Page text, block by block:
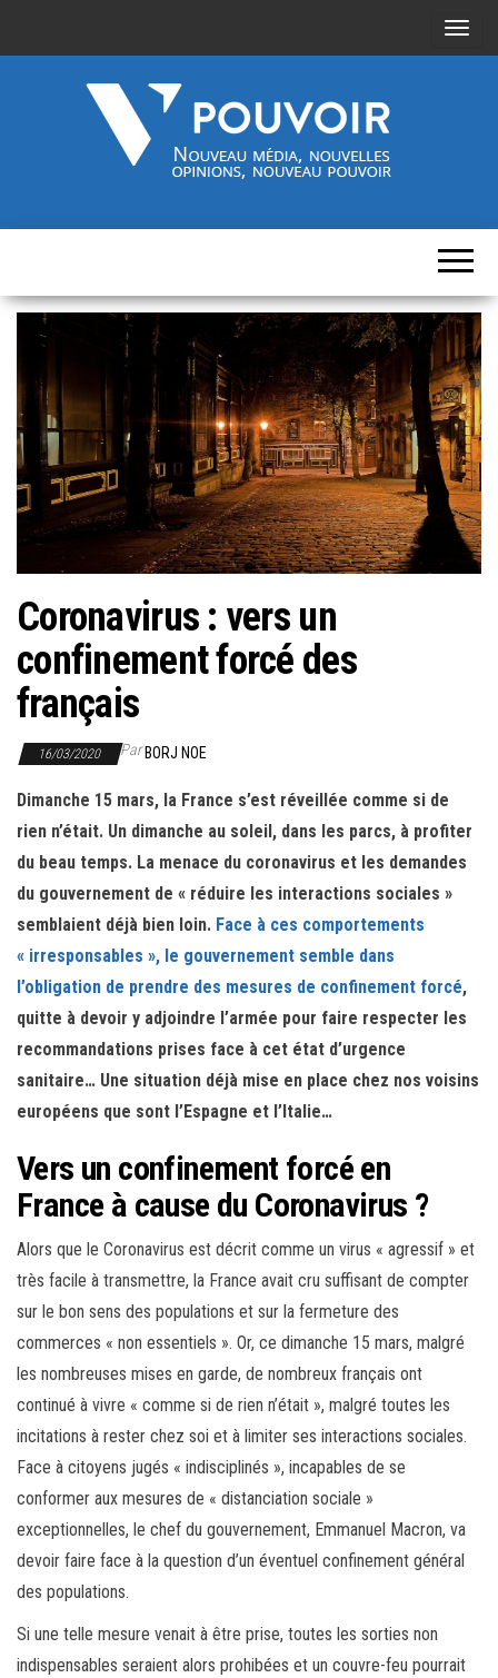
A
r
m
a
s
q
u
e
r
l
o
n
média,
nouveau
pouvoir
Coronavirus : vers un
confinement forcé des
français
16/03/2020 ParBORJ NOE
Dimanche 15 mars, la France s’est réveillée comme si de
rien n’était. Un dimanche au soleil, dans les parcs, à profiter
du beau temps. La menace du coronavirus et les demandes
du gouvernement de « réduire les interactions sociales »
semblaient déjà bien loin. Face à ces comportements
« irresponsables », le gouvernement semble dans
l’obligation de prendre des mesures de confinement forcé,
quitte à devoir y adjoindre l’armée pour faire respecter les
recommandations prises face à cet état d’urgence
sanitaire… Une situation déjà mise en place chez nos voisins
européens que sont l’Espagne et l’Italie…
Vers un confinement forcé en
France à cause du Coronavirus ?
Alors que le Coronavirus est décrit comme un virus « agressif » et
très facile à transmettre, la France avait cru suffisant de compter
sur le bon sens des populations et sur la fermeture des
commerces « non essentiels ». Or, ce dimanche 15 mars, malgré
les nombreuses mises en garde, de nombreux français ont
continué à vivre « comme si de rien n’était », malgré toutes les
incitations à rester chez soi et à limiter ses interactions sociales.
Face à citoyens jugés « indisciplinés », incapables de se
conformer aux mesures de « distanciation sociale »
exceptionnelles, le chef du gouvernement, Emmanuel Macron, va
devoir faire face à la question d’un éventuel confinement général
des populations.
Si une telle mesure venait à être prise, toutes les sorties non
indispensables seraient alors prohibées et un couvre-feu pourrait